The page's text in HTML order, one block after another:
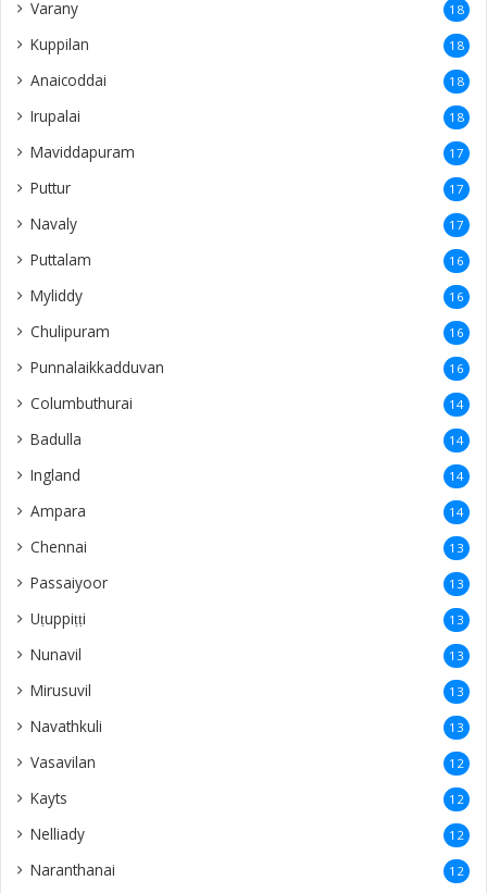
Varany 18
Kuppilan 18
Anaicoddai 18
Irupalai 18
Maviddapuram 17
Puttur 17
Navaly 17
Puttalam 16
Myliddy 16
Chulipuram 16
Punnalaikkadduvan 16
Columbuthurai 14
Badulla 14
Ingland 14
Ampara 14
Chennai 13
Passaiyoor 13
Uṭuppiṭṭi 13
Nunavil 13
Mirusuvil 13
Navathkuli 13
Vasavilan 12
Kayts 12
Nelliady 12
Naranthanai 12